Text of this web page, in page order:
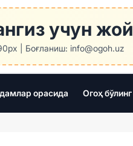
учун жой
| Боғланиш: info@ogoh.uz
орасида Огоҳ бўлинг